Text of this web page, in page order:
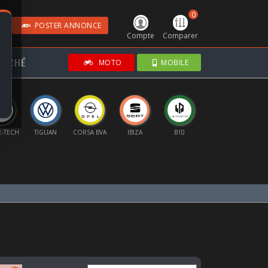
Compte
0
Comparer
POSTER ANNONCE
MOTO MOBILE
TECH TIGUAN CORSA BVA IBIZA B10